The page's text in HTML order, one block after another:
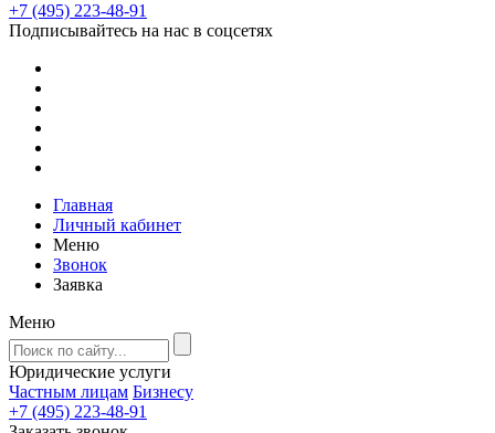
+7 (495) 223-48-91
Подписывайтесь на нас в соцсетях
Главная
Личный кабинет
Меню
Звонок
Заявка
Меню
Юридические услуги
Частным лицам Бизнесу
+7 (495) 223-48-91